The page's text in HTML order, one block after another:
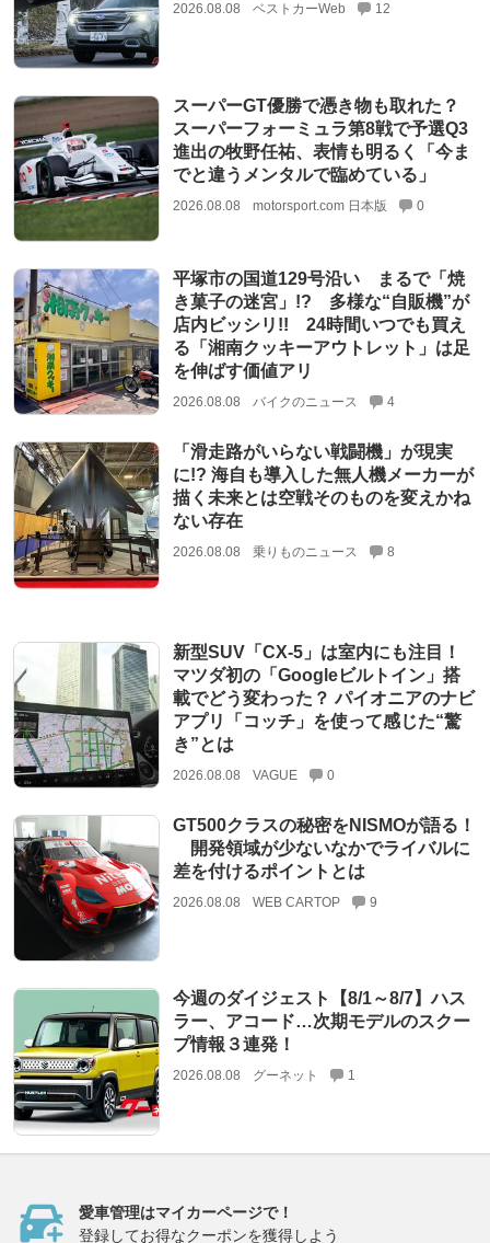
2026.08.08 ベストカーWeb 12
スーパーGT優勝で憑き物も取れた？
スーパーフォーミュラ第8戦で予選Q3
進出の牧野任祐、表情も明るく「今ま
でと違うメンタルで臨めている」
2026.08.08 motorsport.com 日本版 0
平塚市の国道129号沿い まるで「焼
き菓子の迷宮」!? 多様な“自販機”が
店内ビッシリ!! 24時間いつでも買え
る「湘南クッキーアウトレット」は足
を伸ばす価値アリ
2026.08.08 バイクのニュース 4
「滑走路がいらない戦闘機」が現実
に!? 海自も導入した無人機メーカーが
描く未来とは空戦そのものを変えかね
ない存在
2026.08.08 乗りものニュース 8
新型SUV「CX-5」は室内にも注目！
マツダ初の「Googleビルトイン」搭
載でどう変わった？ パイオニアのナビ
アプリ「コッチ」を使って感じた“驚
き”とは
2026.08.08 VAGUE 0
GT500クラスの秘密をNISMOが語る！
開発領域が少ないなかでライバルに
差を付けるポイントとは
2026.08.08 WEB CARTOP 9
今週のダイジェスト【8/1～8/7】ハス
ラー、アコード…次期モデルのスクー
プ情報３連発！
2026.08.08 グーネット 1
愛車管理はマイカーページで！
登録してお得なクーポンを獲得しよう